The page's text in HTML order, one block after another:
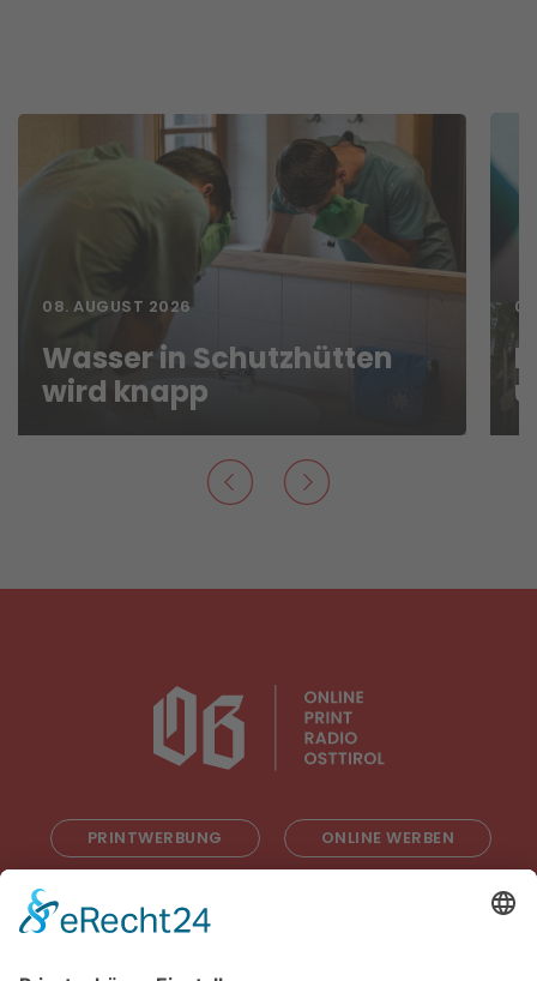
08. AUGUST 2026
Wasser in Schutzhütten
wird knapp
PRINTWERBUNG ONLINE WERBEN